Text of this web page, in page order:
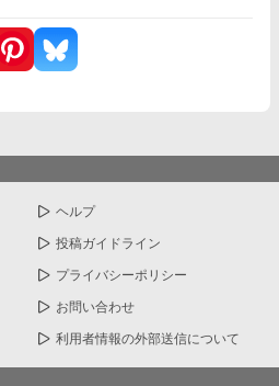
ヘルプ
投稿ガイドライン
プライバシーポリシー
お問い合わせ
利用者情報の外部送信について